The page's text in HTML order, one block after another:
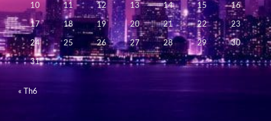
10 11 12 13 14 15 16
17 18 19 20 21 22 23
24 25 26 27 28 29 30
31
« Th6